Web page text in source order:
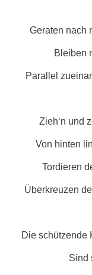
Geraten nach
Bleiben
Parallel
Zieh‘n und
Von hinten
Tordieren
Überkreuzen
Die schützende
Sind